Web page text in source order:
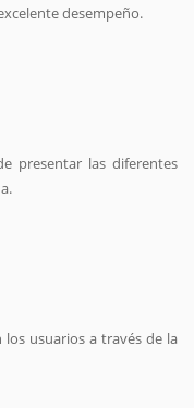
desempeño.
presentar las diferentes
usuarios a través de la